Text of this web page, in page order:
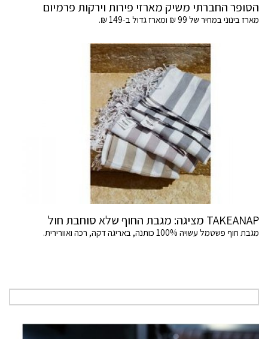
הסופר החברתי משיק מארזי פירות וירקות פרמיום
מארז בינוני במחיר של 99 ₪ ומארז גדול ב-149 ₪.
TAKEANAP מציגה: מגבת החוף שלא סוחבת חול
מגבת חוף פשטמל עשויה 100% כותנה, באריגה דקה, רכה ואוורירית.